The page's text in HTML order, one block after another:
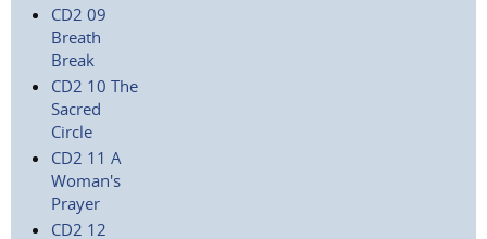
CD2 09
Breath
Break
CD2 10 The
Sacred
Circle
CD2 11 A
Woman's
Prayer
CD2 12